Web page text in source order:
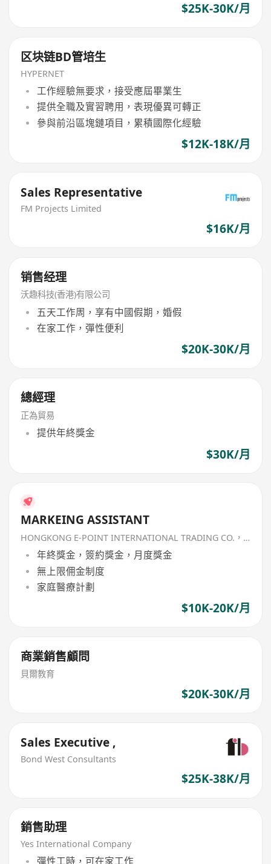
$25K-30K/月
区块链BD管培生
HYPERNET
工作經驗無要求，接受應屆畢業生
提供全職及實習聘用，表現優異可轉正
參與前沿區塊鏈項目，累積國際化經驗
$12K-18K/月
Sales Representative
FM Projects Limited
$16K/月
销售经理
沃趣科技(香港)有限公司
五天工作周，享有中國假期，婚假
在家工作，彈性便利
$20K-30K/月
總經理
正為貿易
提供年終獎金
$30K/月
MARKEING ASSISTANT
HONGKONG E-POINT INTERNATIONAL TRADING CO.，LIMITED
年終獎金，簽約獎金，月度獎金
無上限佣金制度
家庭醫療計劃
$10K-20K/月
商業銷售顧問
貝爾教育
$20K-30K/月
Sales Executive ,
Bond West Consultants
$25K-38K/月
銷售助理
Yes International Company
彈性工時，可在家工作